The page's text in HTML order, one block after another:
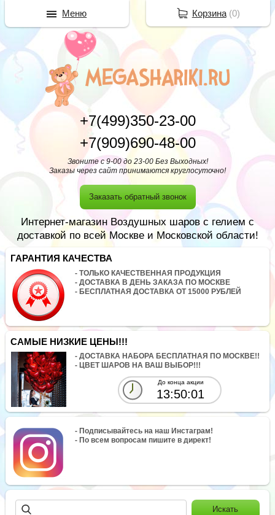
+7(499)350-23-00
+7(909)690-48-00
Звоните с 9-00 до 23-00 Без Выходных!
Заказы через сайт принимаются круглосуточно!
Заказать обратный звонок
Интернет-магазин Воздушных шаров с гелием с
доставкой по всей Москве и Московской области!
ГАРАНТИЯ КАЧЕСТВА
- ТОЛЬКО КАЧЕСТВЕННАЯ ПРОДУКЦИЯ
- ДОСТАВКА В ДЕНЬ ЗАКАЗА ПО МОСКВЕ
- БЕСПЛАТНАЯ ДОСТАВКА ОТ 15000 РУБЛЕЙ
САМЫЕ НИЗКИЕ ЦЕНЫ!!!
- ДОСТАВКА НАБОРА БЕСПЛАТНАЯ ПО МОСКВЕ!!
- ЦВЕТ ШАРОВ НА ВАШ ВЫБОР!!!
До конца акции
13:50:01
- Подписывайтесь на наш Инстаграм!
- По всем вопросам пишите в директ!
Корзина(0)
Меню